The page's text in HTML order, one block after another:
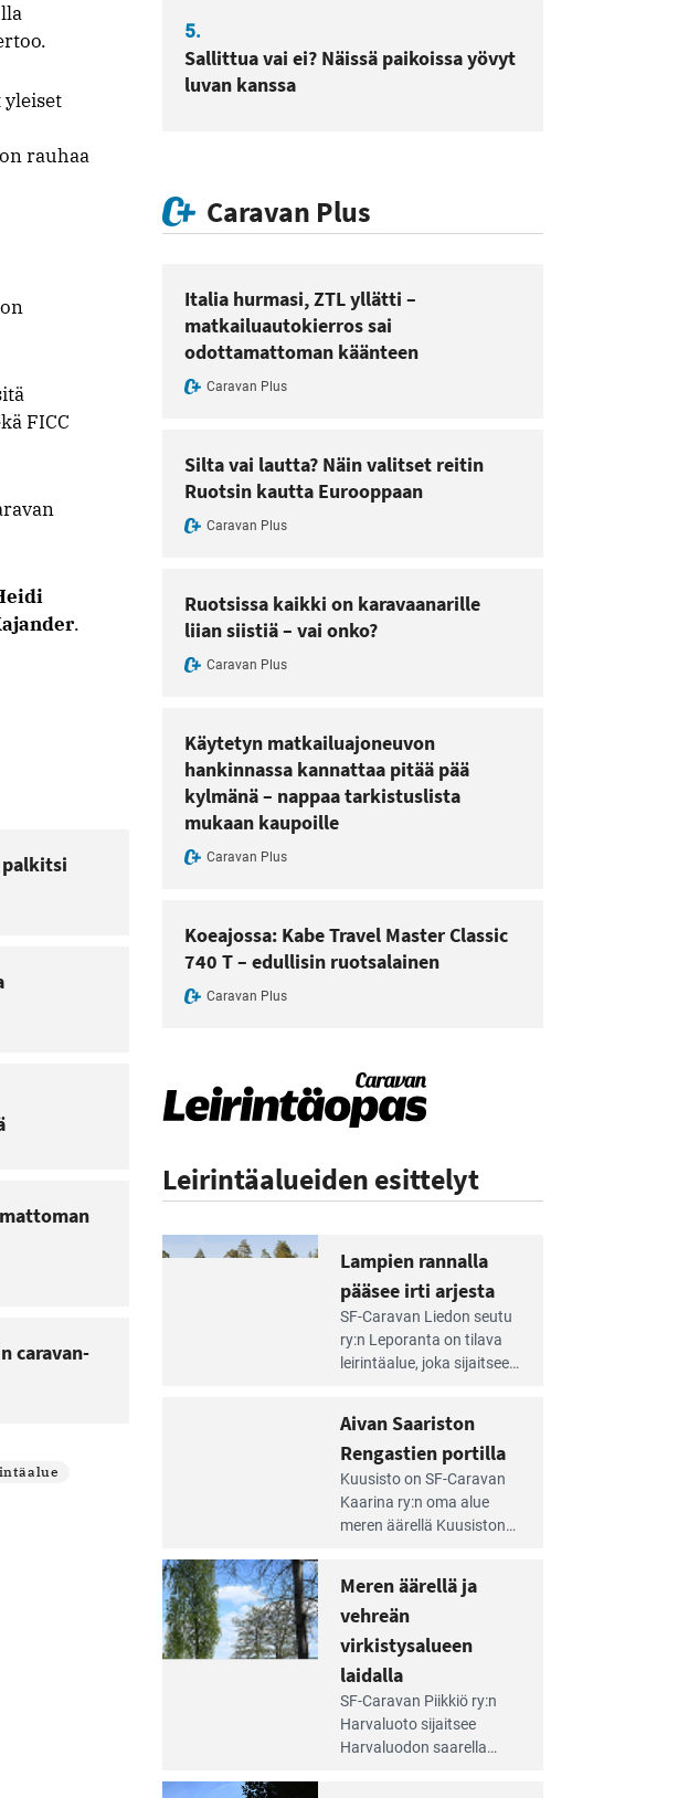
yleiset
rauhaa
FICC
.
palkitsi
caravan-
5.
Sallittua vai ei? Näissä paikoissa yövyt
luvan kanssa
Caravan Plus
Italia hurmasi, ZTL yllätti –
matkailuautokierros sai
odottamattoman käänteen
Caravan Plus
Silta vai lautta? Näin valitset reitin
Ruotsin kautta Eurooppaan
Caravan Plus
Ruotsissa kaikki on karavaanarille
liian siistiä – vai onko?
Caravan Plus
Käytetyn matkailuajoneuvon
hankinnassa kannattaa pitää pää
kylmänä – nappaa tarkistuslista
mukaan kaupoille
Caravan Plus
Koeajossa: Kabe Travel Master Classic
740 T – edullisin ruotsalainen
Caravan Plus
Leirintäalueiden esittelyt
Lampien rannalla
pääsee irti arjesta
SF-Caravan Liedon seutu
ry:n Leporanta on tilava
leirintäalue, joka sijaitsee
ympärillä. – Lampi on
upea ja puhdas, ja se
tarjoaa ympäris­töineen
kauniit maisemat ja
loistavat virkistäytymis­
Saariston
Rengastien
portilla
Aivan Saariston
Rengastien portilla
Kuusisto on SF-Caravan
Kaarina ry:n oma alue
meren äärellä Kuusiston
lapsiystävällinen,
rauhallinen ja
silmiinpistävän siisti.
ja
Meren äärellä ja
vehreän
virkistysalueen
laidalla
SF-Caravan Piikkiö ry:n
Harvaluoto sijait­see
Harvaluodon saarella